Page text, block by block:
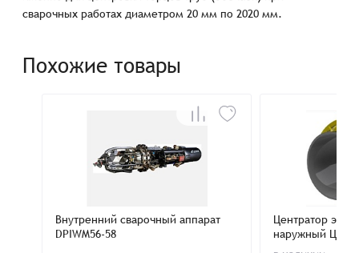
сварочных работах диаметром 20 мм по 2020 мм.
Похожие товары
Внутренний сварочный аппарат
DPIWM56-58
Центратор
наружный ЦНЭ